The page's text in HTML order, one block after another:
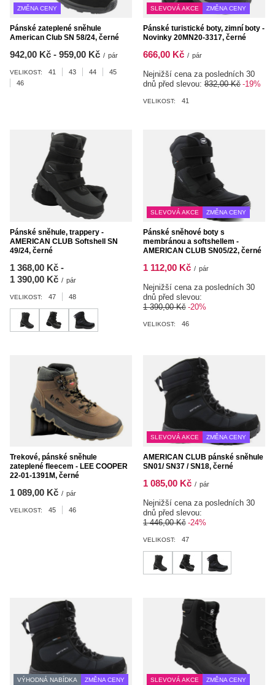
ZMĚNA CENY
Pánské zateplené sněhule
American Club SN 58/24, černé
od
942,00 Kč - do
959,00 Kč / pár
VELIKOST: 41 43 44
45
46
SLEVOVÁ AKCE ZMĚNA CENY
Pánské turistické boty, zimní boty -
Novinky 20MN20-3317, černé
666,00 Kč / pár
Nejnižší cena za posledních 30
dnů před slevou: 832,00 Kč -19%
VELIKOST: 41
Pánské sněhule, trappery -
AMERICAN CLUB Softshell SN
49/24, černé
od
1 368,00 Kč -
1 390,00 Kč / pár
VELIKOST: 47 48
SLEVOVÁ AKCE ZMĚNA CENY
Pánské sněhové boty s
membránou a softshellem -
AMERICAN CLUB SN05/22, černé
1 112,00 Kč / pár
Nejnižší cena za posledních 30
dnů před slevou:
1 390,00 Kč -20%
VELIKOST: 46
Trekové, pánské sněhule
zateplené fleecem - LEE COOPER
22-01-1391M, černé
1 089,00 Kč / pár
VELIKOST: 45 46
SLEVOVÁ AKCE ZMĚNA CENY
AMERICAN CLUB pánské sněhule
SN01/ SN37 / SN18, černé
1 085,00 Kč / pár
Nejnižší cena za posledních 30
dnů před slevou:
1 446,00 Kč -24%
VELIKOST: 47
VÝHODNÁ NABÍDKA ZMĚNA CENY SLEVOVÁ AKCE ZMĚNA CENY